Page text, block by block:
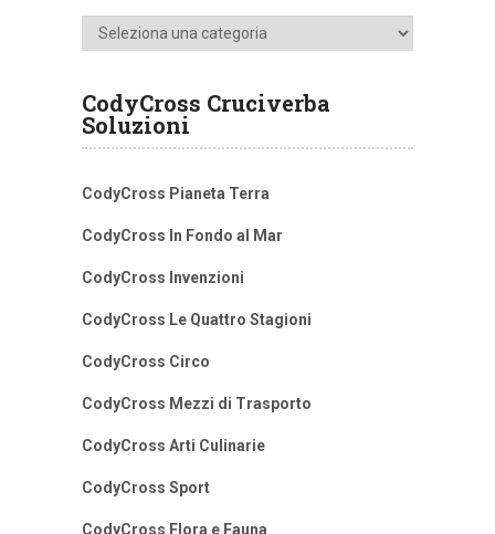
Categorie
CodyCross Cruciverba
Soluzioni
CodyCross Pianeta Terra
CodyCross In Fondo al Mar
CodyCross Invenzioni
CodyCross Le Quattro Stagioni
CodyCross Circo
CodyCross Mezzi di Trasporto
CodyCross Arti Culinarie
CodyCross Sport
CodyCross Flora e Fauna